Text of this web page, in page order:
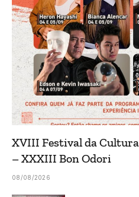
XVIII Festival da Cultura
– XXXIII Bon Odori
08/08/2026